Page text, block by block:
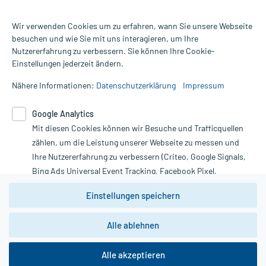
Alle Preise gelten inkl. MwSt., ggf. zzgl. Versandkosten
Informationen auf dieser Website werden ausschließlich für
die Untersuchung und Behandlung durch einen Arzt. Bitte
Therapien eingeleitet werden können. | Diese Webseite benutzt
Google Analytics. Lesen Sie bitte dazu die wichtigen Hinweise in
unserer Datenschutzerklärung. Für den Widerruf einer Bestellung
nutzen Sie das Formular:
Vertrag widerrufen
*Hinweise zu unseren Aktionen und Bewertungen
Wir verwenden Cookies um zu erfahren, wann Sie unsere Webseite
besuchen und wie Sie mit uns interagieren, um Ihre
Nutzererfahrung zu verbessern. Sie können Ihre Cookie-
Einstellungen jederzeit ändern.
Nähere Informationen: Datenschutzerklärung Impressum
Google Analytics
Mit diesen Cookies können wir Besuche und Trafficquellen
zählen, um die Leistung unserer Webseite zu messen und
Ihre Nutzererfahrung zu verbessern (Criteo, Google Signals,
Bing Ads Universal Event Tracking, Facebook Pixel,
Youtube-Social Plugin).
Wir weisen darauf hin, dass die
zwingend den Europäischen Anforderungen gem. EU-
DSGVO genügen und ein Datentransfer in Drittstaaten bzw.
Daten dort verarbeitet werden, kann nicht geprüft und
Einstellungen speichern
Alle ablehnen
Alle akzeptieren